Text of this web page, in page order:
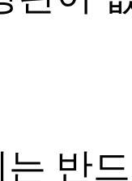
반